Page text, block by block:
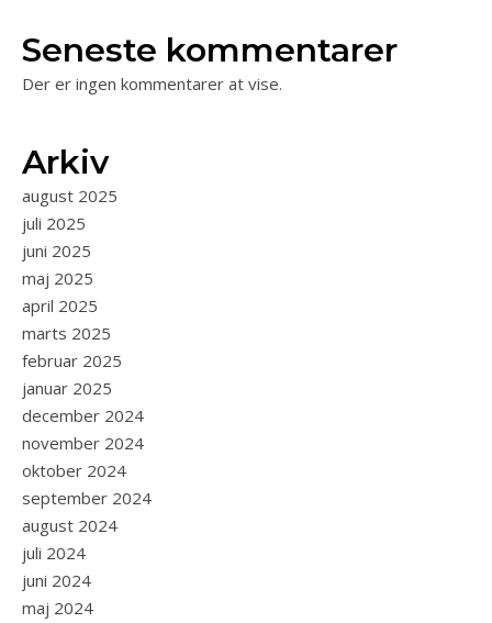
Seneste kommentarer
Der er ingen kommentarer at vise.
Arkiv
august 2025
juli 2025
juni 2025
maj 2025
april 2025
marts 2025
februar 2025
januar 2025
december 2024
november 2024
oktober 2024
september 2024
august 2024
juli 2024
juni 2024
maj 2024